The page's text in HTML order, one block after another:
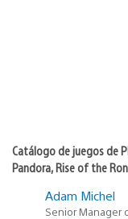
Catálogo de juegos de
Pandora, Rise of the
Adam Michel
Senior Manager